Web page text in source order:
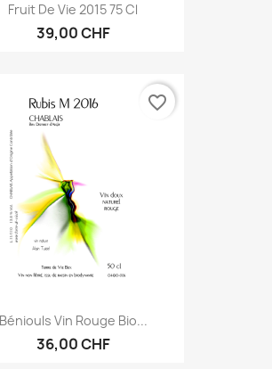
Fruit De Vie 2015 75 Cl
39,00 CHF
Béniouls Vin Rouge Bio...
36,00 CHF
favorite_border